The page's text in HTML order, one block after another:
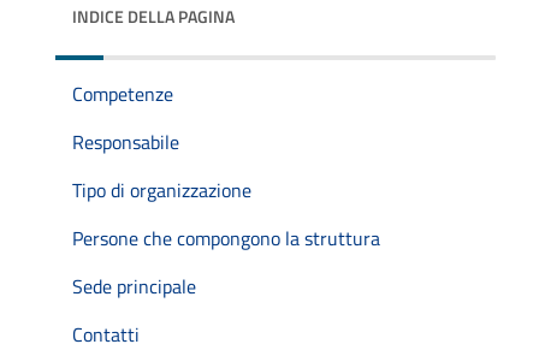
INDICE DELLA PAGINA
Competenze
Responsabile
Tipo di organizzazione
Persone che compongono la struttura
Sede principale
Contatti